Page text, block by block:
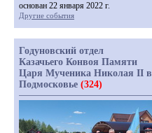
основан 22 января 2022 г.
Другие события
Годуновский отдел
Казачьего Конвоя Памяти
Царя Мученика Николая II в
Подмосковье (324)